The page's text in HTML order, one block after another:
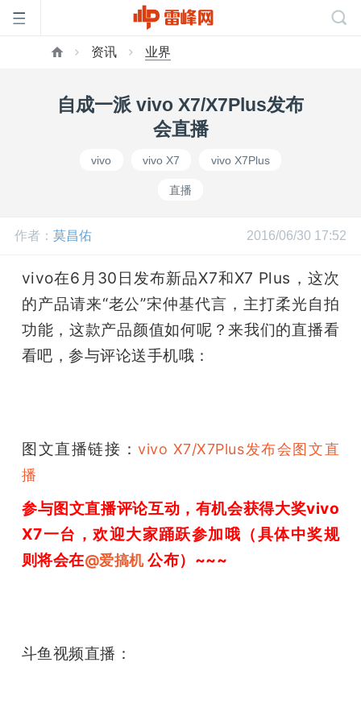
公
开
活
动
中
GAIR
资讯 业界
自成一派 vivo X7/X7Plus发布
会直播
vivo vivo X7 vivo X7Plus
直播
作者： 莫昌佑 2016/06/30 17:52
vivo在6月30日发布新品X7和X7 Plus，这次
的产品请来“老公”宋仲基代言，主打柔光自拍
功能，这款产品颜值如何呢？来我们的直播看
看吧，参与评论送手机哦：
图文直播链接：vivo X7/X7Plus发布会图文直
播
参与图文直播评论互动，有机会获得大奖vivo
X7一台，欢迎大家踊跃参加哦（具体中奖规
则将会在@爱搞机 公布）~~~
斗鱼视频直播：